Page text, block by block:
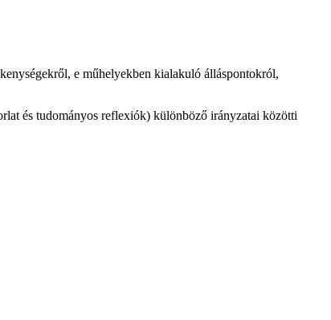
e műhelyekben kialakuló álláspontokról,
és tudományos reflexiók) különböző irányzatai közötti